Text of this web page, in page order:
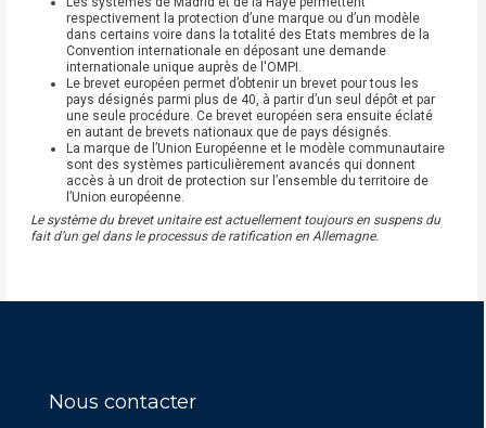
respectivement la protection d’une marque ou d’un modèle
dans certains voire dans la totalité des Etats membres de la
Convention internationale en déposant une demande
internationale unique auprès de l'OMPI.
Le brevet européen permet d’obtenir un brevet pour tous les
pays désignés parmi plus de 40, à partir d’un seul dépôt et par
une seule procédure. Ce brevet européen sera ensuite éclaté
en autant de brevets nationaux que de pays désignés.
La marque de l’Union Européenne et le modèle communautaire
sont des systèmes particulièrement avancés qui donnent
accès à un droit de protection sur l’ensemble du territoire de
l’Union européenne.
Le système du brevet unitaire est actuellement toujours en suspens du
fait d’un gel dans le processus de ratification en Allemagne.
Nous contacter